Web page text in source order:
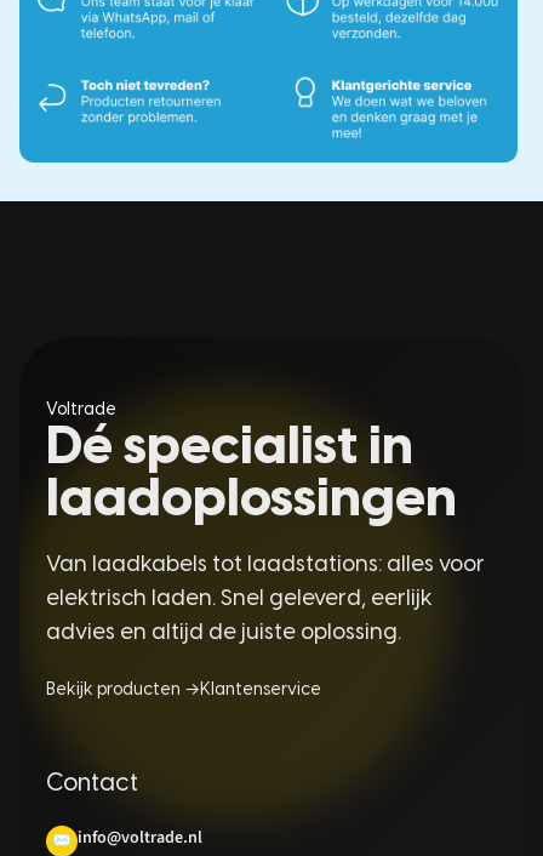
Voltrade
Dé specialist in
laadoplossingen
Van laadkabels tot laadstations: alles voor
elektrisch laden. Snel geleverd, eerlijk
advies en altijd de juiste oplossing.
Bekijk producten → Klantenservice
Contact
✉ info@voltrade.nl